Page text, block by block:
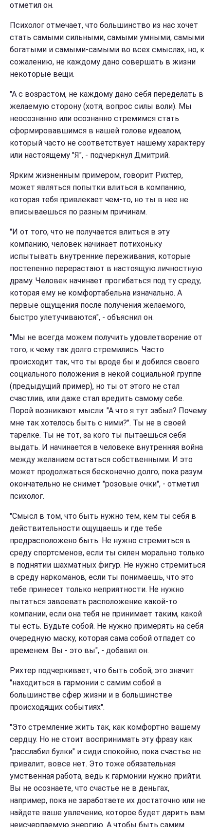
отметил он.
Психолог отмечает, что большинство из нас хочет
стать самыми сильными, самыми умными, самыми
богатыми и самыми-самыми во всех смыслах, но, к
сожалению, не каждому дано совершать в жизни
некоторые вещи.
"А с возрастом, не каждому дано себя переделать в
желаемую сторону (хотя, вопрос силы воли). Мы
неосознанно или осознанно стремимся стать
сформировавшимся в нашей голове идеалом,
который часто не соответствует нашему характеру
или настоящему "Я", - подчеркнул Дмитрий.
Ярким жизненным примером, говорит Рихтер,
может являться попытки влиться в компанию,
которая тебя привлекает чем-то, но ты в нее не
вписываешься по разным причинам.
"И от того, что не получается влиться в эту
компанию, человек начинает потихоньку
испытывать внутренние переживания, которые
постепенно перерастают в настоящую личностную
драму. Человек начинает прогибаться под ту среду,
которая ему не комфортабельна изначально. А
первые ощущения после получения желаемого,
быстро улетучиваются", - объяснил он.
"Мы не всегда можем получить удовлетворение от
того, к чему так долго стремились. Часто
происходит так, что ты вроде бы и добился своего
социального положения в некой социальной группе
(предыдущий пример), но ты от этого не стал
счастлив, или даже стал вредить самому себе.
Порой возникают мысли: "А что я тут забыл? Почему
мне так хотелось быть с ними?". Ты не в своей
тарелке. Ты не тот, за кого ты пытаешься себя
выдать. И начинается в человеке внутренняя война
между желанием остаться собственными. И это
может продолжаться бесконечно долго, пока разум
окончательно не снимет "розовые очки", - отметил
психолог.
"Смысл в том, что быть нужно тем, кем ты себя в
действительности ощущаешь и где тебе
предрасположено быть. Не нужно стремиться в
среду спортсменов, если ты силен морально только
в поднятии шахматных фигур. Не нужно стремиться
в среду наркоманов, если ты понимаешь, что это
тебе принесет только неприятности. Не нужно
пытаться завоевать расположение какой-то
компании, если она тебя не принимает таким, какой
ты есть. Будьте собой. Не нужно примерять на себя
очередную маску, которая сама собой отпадет со
временем. Вы - это вы", - добавил он.
Рихтер подчеркивает, что быть собой, это значит
"находиться в гармонии с самим собой в
большинстве сфер жизни и в большинстве
происходящих событиях".
"Это стремление жить так, как комфортно вашему
сердцу. Но не стоит воспринимать эту фразу как
"расслабил булки" и сиди спокойно, пока счастье не
привалит, вовсе нет. Это тоже обязательная
умственная работа, ведь к гармонии нужно прийти.
Вы не осознаете, что счастье не в деньгах,
например, пока не заработаете их достаточно или не
найдете ваше увлечение, которое будет дарить вам
неисчерпаемую энергию. А чтобы быть самим